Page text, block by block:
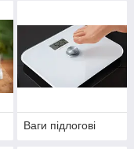
Ваги підлогові